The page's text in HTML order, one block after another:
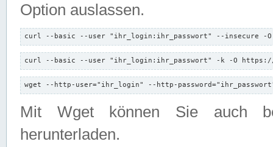
Option auslassen.
curl --basic --user "ihr_login:ihr_passwort" --insecure -
curl --basic --user "ihr_login:ihr_passwort" -k -O
wget --http-user="ihr_login" --http-
Mit Wget können Sie auch
herunterladen.